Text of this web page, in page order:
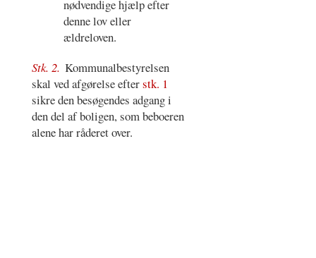
nødvendige hjælp efter
denne lov eller
ældreloven.
Stk. 2. Kommunalbestyrelsen
skal ved afgørelse efterstk. 1
sikre den besøgendes adgang i
den del af boligen, som beboeren
alene har råderet over.